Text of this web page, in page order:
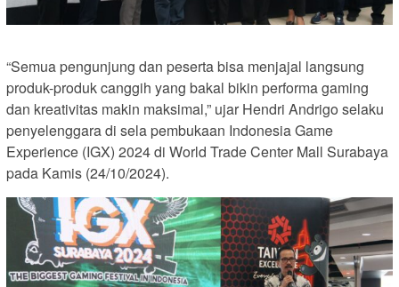
“Semua pengunjung dan peserta bisa menjajal langsung
produk-produk canggih yang bakal bikin performa gaming
dan kreativitas makin maksimal,” ujar Hendri Andrigo selaku
penyelenggara di sela pembukaan Indonesia Game
Experience (IGX) 2024 di World Trade Center Mall Surabaya
pada Kamis (24/10/2024).